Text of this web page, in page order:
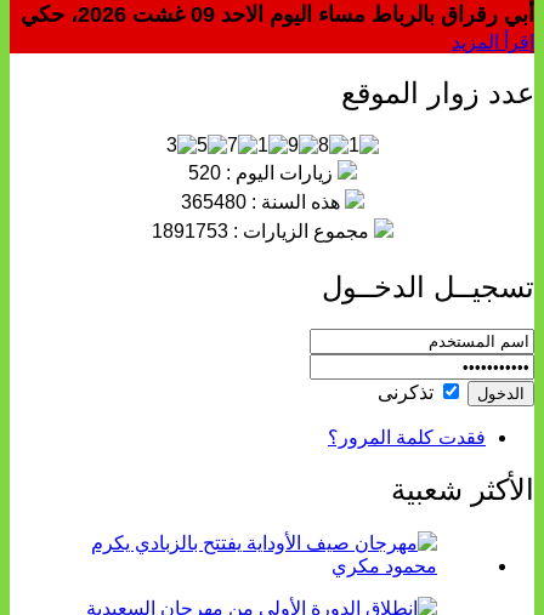
أبي رقراق بالرباط مساء اليوم الاحد 09 غشت 2026، حكي
إقرأ المزيد
عدد زوار الموقع
زيارات اليوم : 520
هذه السنة : 365480
مجموع الزيارات : 1891753
تسجيــل الدخــول
تذكرنى
فقدت كلمة المرور؟
الأكثر شعبية